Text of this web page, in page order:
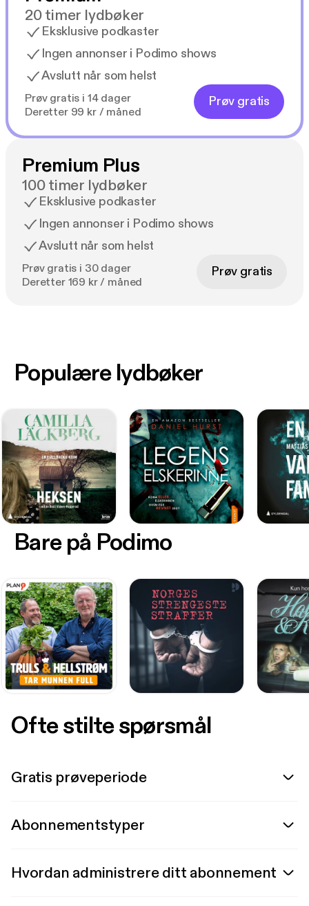
20 timer lydbøker
Eksklusive podkaster
Ingen annonser i Podimo shows
Avslutt når som helst
Prøv gratis i 14 dager
Deretter 99 kr / måned
Prøv gratis
Premium Plus
100 timer lydbøker
Eksklusive podkaster
Ingen annonser i Podimo shows
Avslutt når som helst
Prøv gratis i 30 dager
Deretter 169 kr / måned
Prøv gratis
Bare på Podimo
Populære lydbøker
Ofte stilte spørsmål
Gratis prøveperiode
Abonnementstyper
Hvordan administrere ditt abonnement